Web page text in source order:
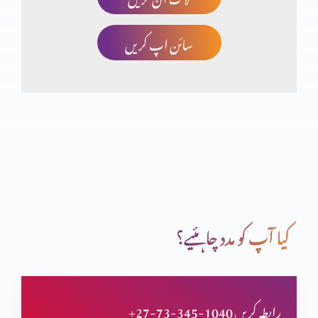
جنگی اصول (حصہ 3)
خدا مجھے بدل دے
سائن اپ کریں
کیا آپ کو مدد چاہئیے؟
+27-73-345-1040 رابطہ کریں